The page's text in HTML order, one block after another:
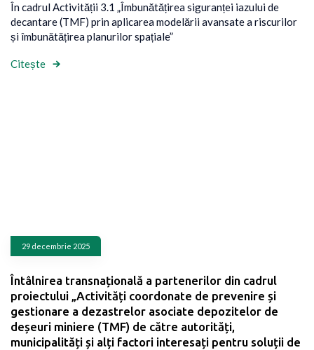
În cadrul Activității 3.1 „Îmbunătățirea siguranței iazului de
decantare (TMF) prin aplicarea modelării avansate a riscurilor
și îmbunătățirea planurilor spațiale”
Citește
29 decembrie 2025
Întâlnirea transnațională a partenerilor din cadrul
proiectului „Activități coordonate de prevenire și
gestionare a dezastrelor asociate depozitelor de
deșeuri miniere (TMF) de către autorități,
municipalități și alți factori interesați pentru soluții de